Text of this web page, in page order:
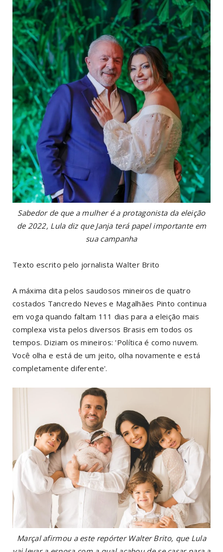
Sabedor de que a mulher é a protagonista da eleição
de 2022, Lula diz que Janja terá papel importante em
sua campanha
Texto escrito pelo jornalista Walter Brito
A máxima dita pelos saudosos mineiros de quatro
costados Tancredo Neves e Magalhães Pinto continua
em voga quando faltam 111 dias para a eleição mais
complexa vista pelos diversos Brasis em todos os
tempos. Diziam os mineiros: 'Política é como nuvem.
Você olha e está de um jeito, olha novamente e está
completamente diferente'.
Marçal afirmou a este repórter Walter Brito, que Lula